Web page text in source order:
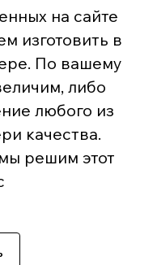
на сайте
изготовить в
По вашему
либо
любого из
качества.
решим этот